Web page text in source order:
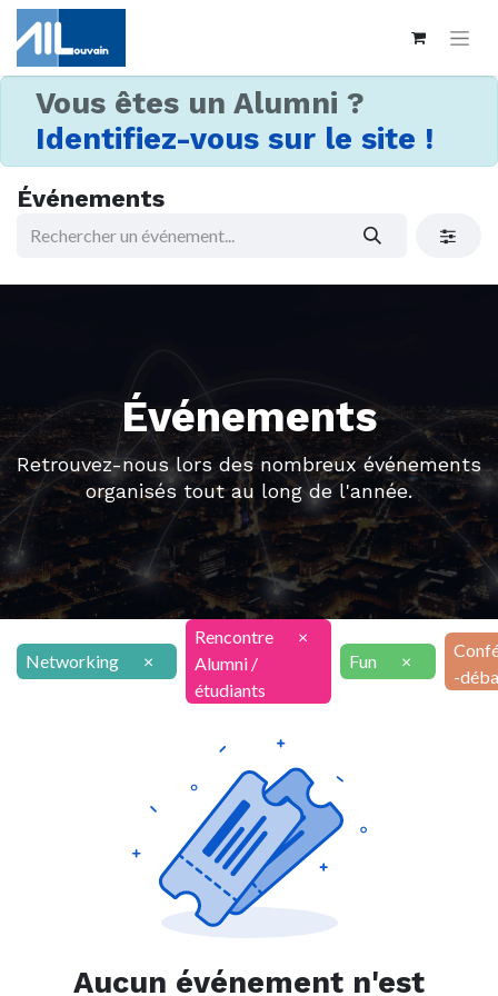
Vous êtes un Alumni ?
Identifiez-vous sur le site !
Événements
Événements
Retrouvez-nous lors des nombreux événements
organisés tout au long de l'année.
Networking ×
Rencontre
Alumni /
étudiants
×
Fun
×
-
Aucun événement n'est